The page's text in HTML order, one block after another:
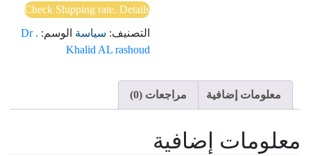
Check Shipping rate. Details
التصنيف: سياسة الوسم: Dr .
Khalid AL rashoud
معلومات إضافية مراجعات (0)
معلومات إضافية